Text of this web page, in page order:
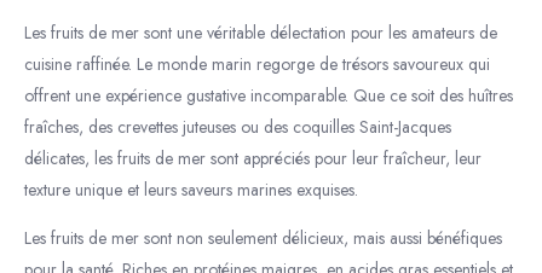
Les fruits de mer sont une véritable délectation pour les amateurs de
cuisine raffinée. Le monde marin regorge de trésors savoureux qui
offrent une expérience gustative incomparable. Que ce soit des huîtres
fraîches, des crevettes juteuses ou des coquilles Saint-Jacques
délicates, les fruits de mer sont appréciés pour leur fraîcheur, leur
texture unique et leurs saveurs marines exquises.
Les fruits de mer sont non seulement délicieux, mais aussi bénéfiques